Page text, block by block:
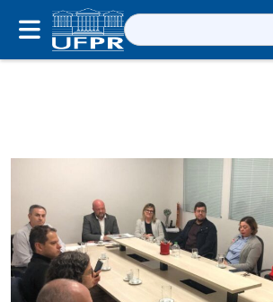
Pesquisar
por: